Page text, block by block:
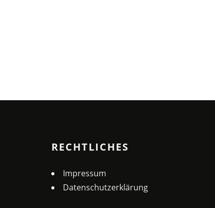
RECHTLICHES
Impressum
Datenschutzerklärung